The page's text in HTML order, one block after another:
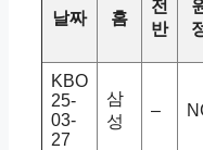
날짜 홈
전
반
KBO
25-
03-
27
삼
성
–